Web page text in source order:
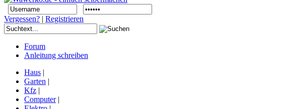
Vergessen? | Registrieren
Forum
Anleitung schreiben
Haus |
Garten |
Kfz |
Computer|